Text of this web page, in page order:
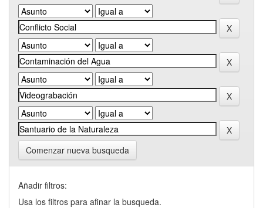
Comenzar nueva busqueda
Añadir filtros:
Usa los filtros para afinar la busqueda.